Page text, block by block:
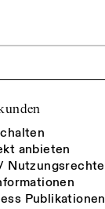
anbieten
Nutzungsrechte
Publikationen